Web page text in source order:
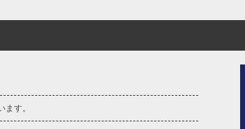
かにご連絡させて頂きますので予めご了承ください。
無料対象商品は1本につき税込6,000円以上の品が対象。
なります。）
ますので、予めご了承下さい。
す。